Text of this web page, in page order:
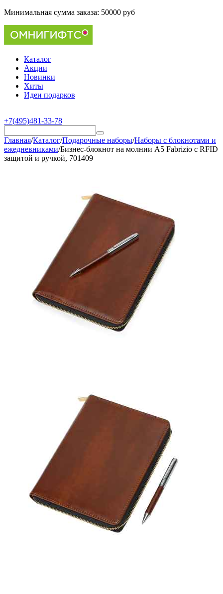
Минимальная сумма заказа: 50000 руб
Каталог
Акции
Новинки
Хиты
Идеи подарков
+7(495)481-33-78
Главная/Каталог/Подарочные наборы/Наборы с блокнотами и
ежедневниками/Бизнес-блокнот на молнии А5 Fabrizio с RFID
защитой и ручкой, 701409